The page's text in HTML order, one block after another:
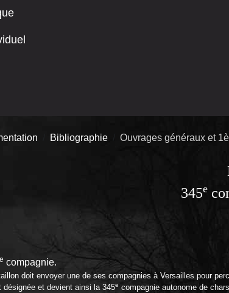
Bibliographie Ouvrages généraux et
345e
e compagnie.
doit envoyer une de ses compagnies à Versailles pour
désignée et devient ainsi la 345e compagnie autonome de chars.